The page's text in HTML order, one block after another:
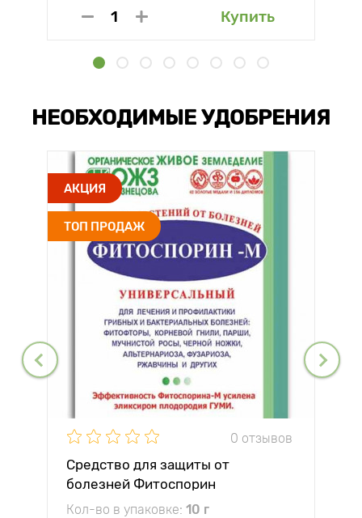
Купить
НЕОБХОДИМЫЕ УДОБРЕНИЯ
АКЦИЯ
ТОП ПРОДАЖ
0 отзывов
Средство для защиты от
болезней Фитоспорин
Кол-во в упаковке: 10 г